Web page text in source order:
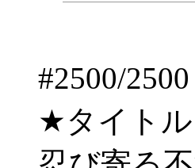
#2500/
★タイト